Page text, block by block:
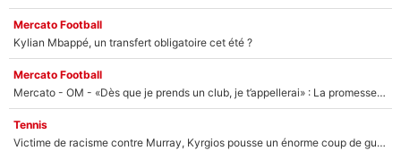
Mercato Football
Kylian Mbappé, un transfert obligatoire cet été ?
Mercato Football
Mercato - OM - «Dès que je prends un club, je t’appellerai» : La promesse de Marcelino au moment de claquer la porte
Tennis
Victime de racisme contre Murray, Kyrgios pousse un énorme coup de gueule !